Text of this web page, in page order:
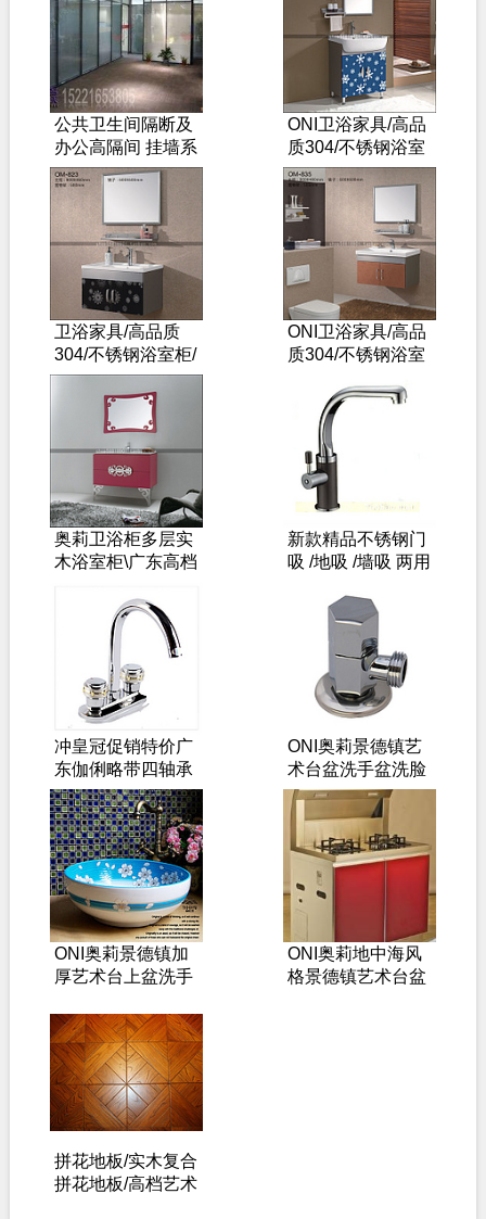
公共卫生间隔断及
办公高隔间 挂墙系
统 抗倍特板材
ONI卫浴家具/高品
质304/不锈钢浴室
柜/卫浴柜-----秒杀
进行ING
卫浴家具/高品质
304/不锈钢浴室柜/
卫浴柜-----秒杀进
ONI卫浴家具/高品
质304/不锈钢浴室
进行ING
奥莉卫浴柜多层实
木浴室柜\广东高档
进行ING
新款精品不锈钢门
吸 /地吸 /墙吸 两用
冲皇冠促销特价广
东伽俐略带四轴承
室内门锁 卧室房门
锁具共两色
ONI奥莉景德镇艺
术台盆洗手盆洗脸
盆台上盆深蓝TP-
153
ONI奥莉景德镇加
厚艺术台上盆洗手
040蓝
ONI奥莉地中海风
格景德镇艺术台盆
拼花地板/实木复合
拼花地板/高档艺术